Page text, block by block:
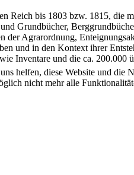
bis 1803 bzw. 1815, die
Grundbücher,
Agrarordnung,
und in den Kontext ihrer
Inventare und die ca. 200.000
helfen, diese Website und die
nicht mehr alle